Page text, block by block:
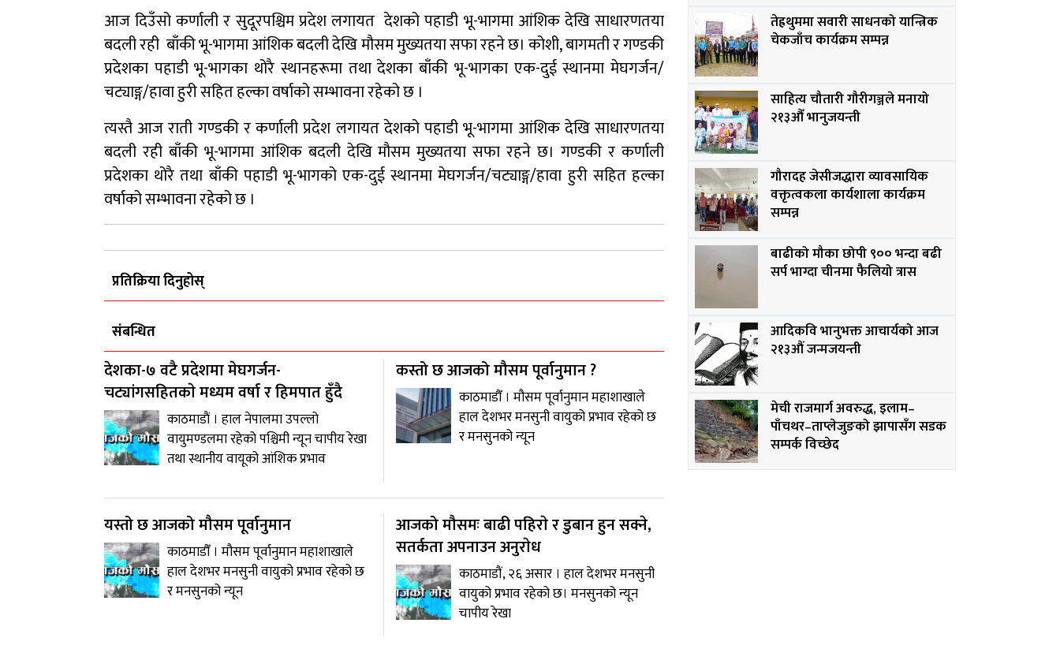
आज दिउँसो कर्णाली र सुदूरपश्चिम प्रदेश लगायत देशको पहाडी भू-भागमा आंशिक देखि साधारणतया
बदली रही बाँकी भू-भागमा आंशिक बदली देखि मौसम मुख्यतया सफा रहने छ। कोशी, बागमती र गण्डकी
प्रदेशका पहाडी भू-भागका थोरै स्थानहरूमा तथा देशका बाँकी भू-भागका एक-दुई स्थानमा मेघगर्जन/
चट्याङ्ग/हावा हुरी सहित हल्का वर्षाको सम्भावना रहेको छ ।
त्यस्तै आज राती गण्डकी र कर्णाली प्रदेश लगायत देशको पहाडी भू-भागमा आंशिक देखि साधारणतया
बदली रही बाँकी भू-भागमा आंशिक बदली देखि मौसम मुख्यतया सफा रहने छ। गण्डकी र कर्णाली
प्रदेशका थोरै तथा बाँकी पहाडी भू-भागको एक-दुई स्थानमा मेघगर्जन/चट्याङ्ग/हावा हुरी सहित हल्का
वर्षाको सम्भावना रहेको छ ।
प्रतिक्रिया दिनुहोस्
संबन्धित
देशका-७ वटै प्रदेशमा मेघगर्जन-
चट्यांगसहितकाे मध्यम वर्षा र हिमपात हुँदै
काठमाडाैं । हाल नेपालमा उपल्लो
वायुमण्डलमा रहेको पश्चिमी न्यून चापीय रेखा
तथा स्थानीय वायूको आंशिक प्रभाव
कस्तो छ आजको मौसम पूर्वानुमान ?
काठमाडौँ । मौसम पूर्वानुमान महाशाखाले
हाल देशभर मनसुनी वायुको प्रभाव रहेको छ
र मनसुनको न्यून
यस्तो छ आजको मौसम पूर्वानुमान
काठमाडौँ । मौसम पूर्वानुमान महाशाखाले
हाल देशभर मनसुनी वायुको प्रभाव रहेको छ
र मनसुनको न्यून
आजको मौसमः बाढी पहिराे र डुबान हुन सक्ने,
सतर्कता अपनाउन अनुराेध
काठमाडौं, २६ असार । हाल देशभर मनसुनी
वायुको प्रभाव रहेको छ। मनसुनको न्यून
चापीय रेखा
तेह्रथुममा सवारी साधनको यान्त्रिक
चेकजाँच कार्यक्रम सम्पन्न
साहित्य चौतारी गौरीगञ्जले मनायो
२१३औँ भानुजयन्ती
गौरादह जेसीजद्धारा व्यावसायिक
वक्तृत्वकला कार्यशाला कार्यक्रम
सम्पन्न
बाढीको मौका छोपी ९०० भन्दा बढी
सर्प भाग्दा चीनमा फैलियो त्रास
आदिकवि भानुभक्त आचार्यको आज
२१३औं जन्मजयन्ती
मेची राजमार्ग अवरुद्ध, इलाम–
पाँचथर–ताप्लेजुङको झापासँग सडक
सम्पर्क विच्छेद